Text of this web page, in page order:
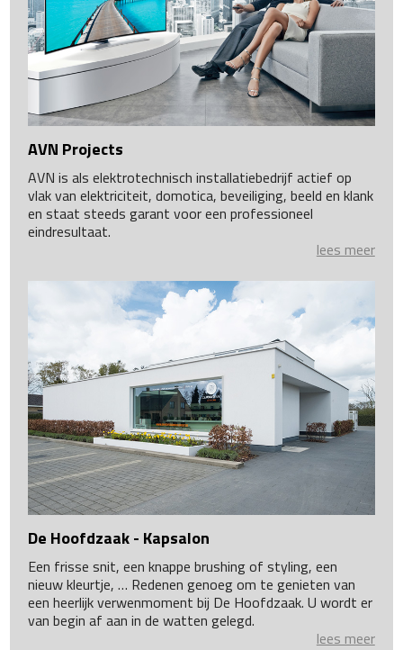
AVN Projects
AVN is als elektrotechnisch installatiebedrijf actief op
vlak van elektriciteit, domotica, beveiliging, beeld en klank
en staat steeds garant voor een professioneel
eindresultaat.
lees meer
De Hoofdzaak - Kapsalon
Een frisse snit, een knappe brushing of styling, een
nieuw kleurtje, … Redenen genoeg om te genieten van
een heerlijk verwenmoment bij De Hoofdzaak. U wordt er
van begin af aan in de watten gelegd.
lees meer